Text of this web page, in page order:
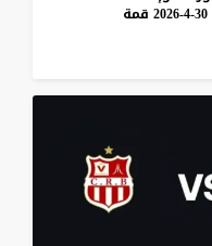
30-4-2026
قمة